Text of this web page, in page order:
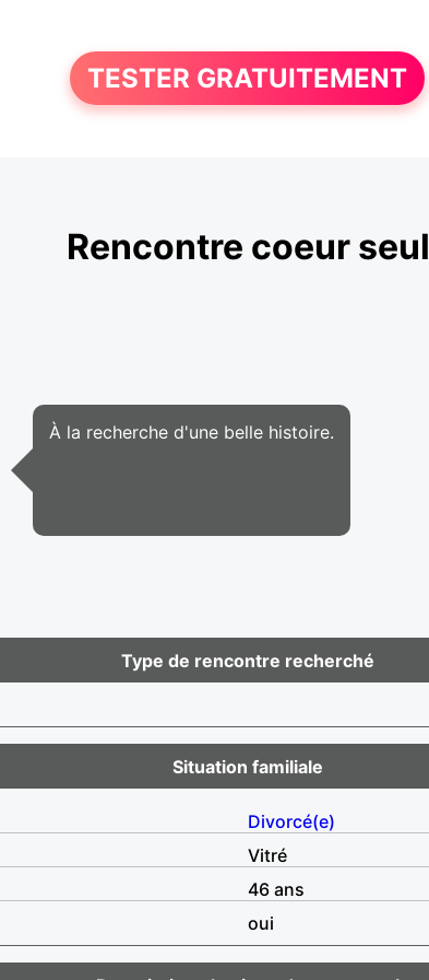
TESTER GRATUITEMENT
Rencontre coeur seul
À la recherche d'une belle histoire.
Type de rencontre recherché
Situation familiale
Divorcé(e)
Vitré
46 ans
oui